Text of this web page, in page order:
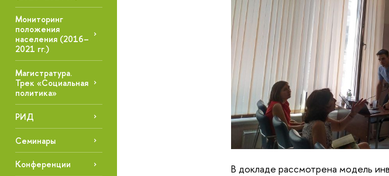
Мониторинг
положения
населения (2016–
2021 гг.)
Магистратура.
Трек «Социальная
политика»
РИД
Семинары
Конференции
В докладе рассмотрена модель